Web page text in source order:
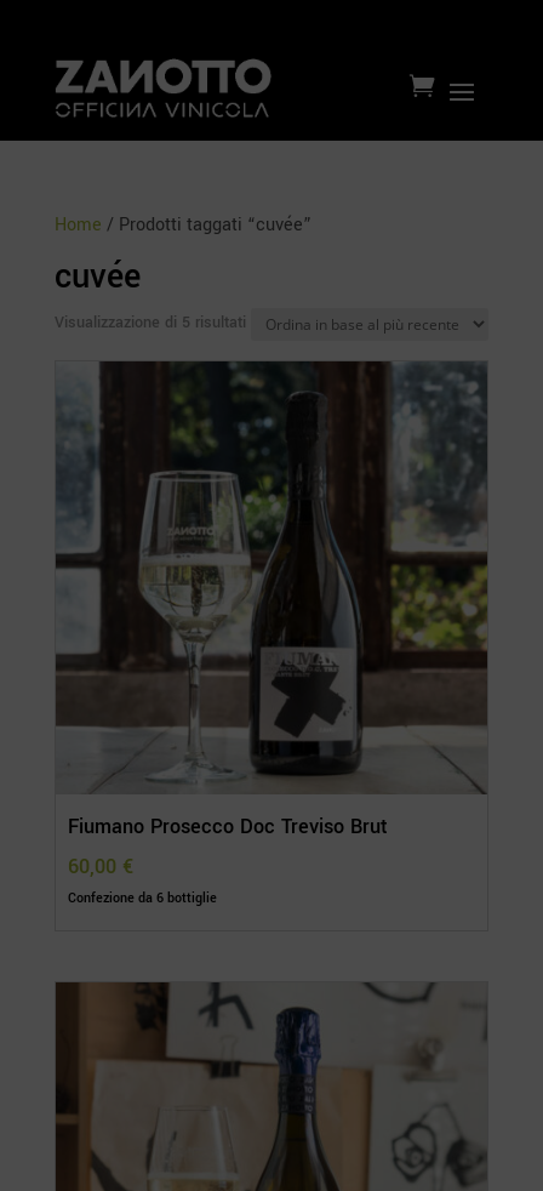

Home / Prodotti taggati “cuvée”
cuvée
Visualizzazione di 5 risultatiOrdina
base
più
Fiumano Prosecco Doc Treviso Brut
60,00 €
Confezione da 6 bottiglie